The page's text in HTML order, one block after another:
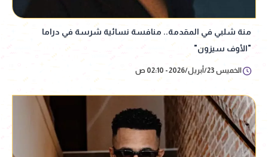
منة شلبي في المقدمة.. منافسة نسائية شرسة في دراما
"الأوف سيزون"
الخميس 23/أبريل/2026 - 02:10 ص